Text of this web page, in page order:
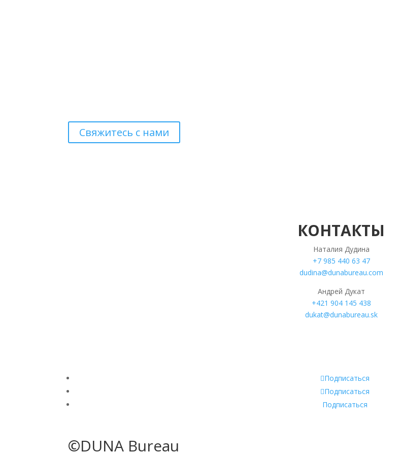
Свяжитесь с нами
КОНТАКТЫ
Наталия Дудина
+7 985 440 63 47
dudina@dunabureau.com
Андрей Дукат
+421 904 145 438
dukat@dunabureau.sk
Подписаться
Подписаться
Подписаться
©DUNA Bureau